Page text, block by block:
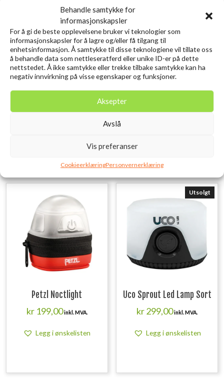
Behandle samtykke for
informasjonskapsler
For å gi de beste opplevelsene bruker vi teknologier som
informasjonskapsler for å lagre og/eller få tilgang til
enhetsinformasjon. Å samtykke til disse teknologiene vil tillate oss
å behandle data som nettleseratferd eller unike ID-er på dette
nettstedet. Å ikke samtykke eller trekke tilbake samtykke kan ha
negativ innvirkning på visse egenskaper og funksjoner.
Aksepter
Avslå
Vis preferanser
CookieerklæringPersonvernerklæring
LEDLENSER Hodelykt H15R
Core 2500lm
pris
Nåværende
pris
kr 2.429,10.
Brecom Minnekort Micro
SD m/Adapter 8 GB
Petzl Noctlight
kr199,00inkl. MVA.
Legg i ønskelisten
Utsolgt
Uco Sprout Led Lamp Sort
kr299,00inkl. MVA.
Legg i ønskelisten